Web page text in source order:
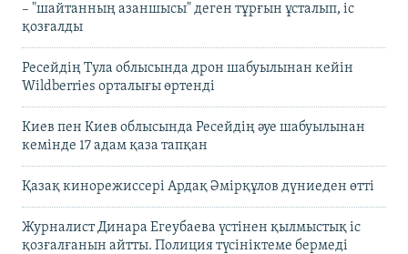
– "шайтанның азаншысы" деген тұрғын ұсталып, іс
қозғалды
Ресейдің Тула облысында дрон шабуылынан кейін
Wildberries орталығы өртенді
Киев пен Киев облысында Ресейдің әуе шабуылынан
кемінде 17 адам қаза тапқан
Қазақ кинорежиссері Ардақ Әмірқұлов дүниеден өтті
Журналист Динара Егеубаева үстінен қылмыстық іс
қозғалғанын айтты. Полиция түсініктеме бермеді